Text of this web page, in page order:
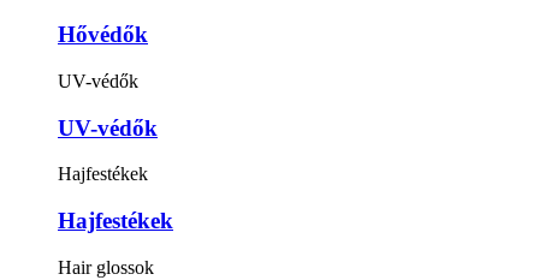
Hővédők
UV-védők
UV-védők
Hajfestékek
Hajfestékek
Hair glossok